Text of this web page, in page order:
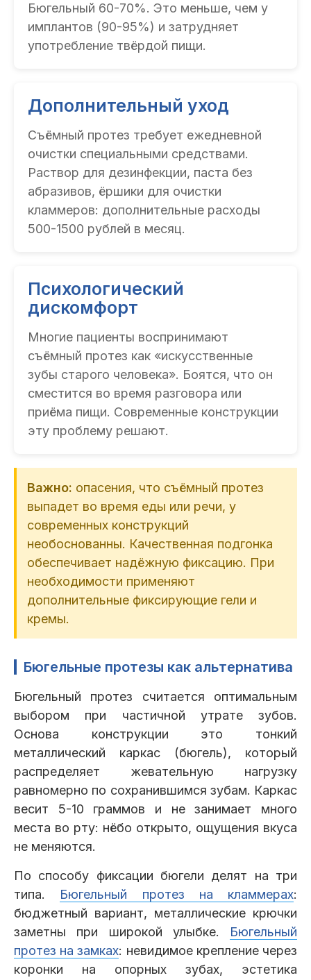
Бюгельный 60-70%. Это меньше, чем у
имплантов (90-95%) и затрудняет
употребление твёрдой пищи.
Дополнительный уход
Съёмный протез требует ежедневной
очистки специальными средствами.
Раствор для дезинфекции, паста без
абразивов, ёршики для очистки
кламмеров: дополнительные расходы
500-1500 рублей в месяц.
Психологический
дискомфорт
Многие пациенты воспринимают
съёмный протез как «искусственные
зубы старого человека». Боятся, что он
сместится во время разговора или
приёма пищи. Современные конструкции
эту проблему решают.
Важно: опасения, что съёмный протез
выпадет во время еды или речи, у
современных конструкций
необоснованны. Качественная подгонка
обеспечивает надёжную фиксацию. При
необходимости применяют
дополнительные фиксирующие гели и
кремы.
Бюгельные протезы как альтернатива
Бюгельный протез считается оптимальным
выбором при частичной утрате зубов.
Основа конструкции это тонкий
металлический каркас (бюгель), который
распределяет жевательную нагрузку
равномерно по сохранившимся зубам. Каркас
весит 5-10 граммов и не занимает много
места во рту: нёбо открыто, ощущения вкуса
не меняются.
По способу фиксации бюгели делят на три
типа. Бюгельный протез на кламмерах:
бюджетный вариант, металлические крючки
заметны при широкой улыбке. Бюгельный
протез на замках: невидимое крепление через
коронки на опорных зубах, эстетика